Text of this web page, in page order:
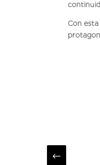
Con
#